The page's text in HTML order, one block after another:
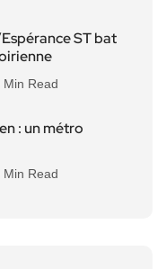
ST bat
Min Read
: un métro
Min Read